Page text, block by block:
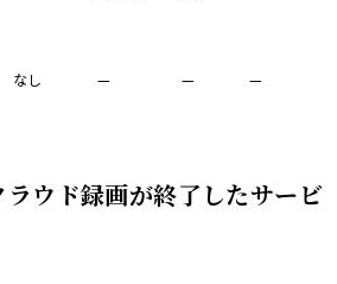
なし — — —
ラウド録画が終了したサービ